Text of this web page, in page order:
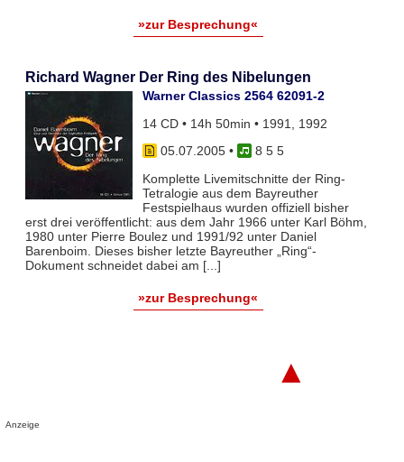
»zur Besprechung«
Richard Wagner Der Ring des Nibelungen
Warner Classics 2564 62091-2
14 CD • 14h 50min • 1991, 1992
05.07.2005•
8 5 5
Komplette Livemitschnitte der Ring-
Tetralogie aus dem Bayreuther
Festspielhaus wurden offiziell bisher
erst drei veröffentlicht: aus dem Jahr 1966 unter Karl Böhm,
1980 unter Pierre Boulez und 1991/92 unter Daniel
Barenboim. Dieses bisher letzte Bayreuther „Ring“-
Dokument schneidet dabei am [...]
»zur Besprechung«
▲
Anzeige